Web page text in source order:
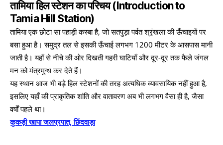
तामिया हिल स्टेशन का परिचय(Introduction to
Tamia Hill Station)
तामिया एक छोटा सा पहाड़ी कस्बा है, जो सतपुड़ा पर्वत श्रृंखला की ऊँचाइयों पर
बसा हुआ है। समुद्र तल से इसकी ऊँचाई लगभग 1200 मीटर के आसपास मानी
जाती है। यहाँ से नीचे की ओर दिखती गहरी घाटियाँ और दूर-दूर तक फैले जंगल
मन को मंत्रमुग्ध कर देते हैं।
यह स्थान आज भी बड़े हिल स्टेशनों की तरह अत्यधिक व्यावसायिक नहीं हुआ है,
इसलिए यहाँ की प्राकृतिक शांति और वातावरण अब भी लगभग वैसा ही है, जैसा
वर्षों पहले था।
कुकड़ी खापा जलप्रपात, छिंदवाड़ा